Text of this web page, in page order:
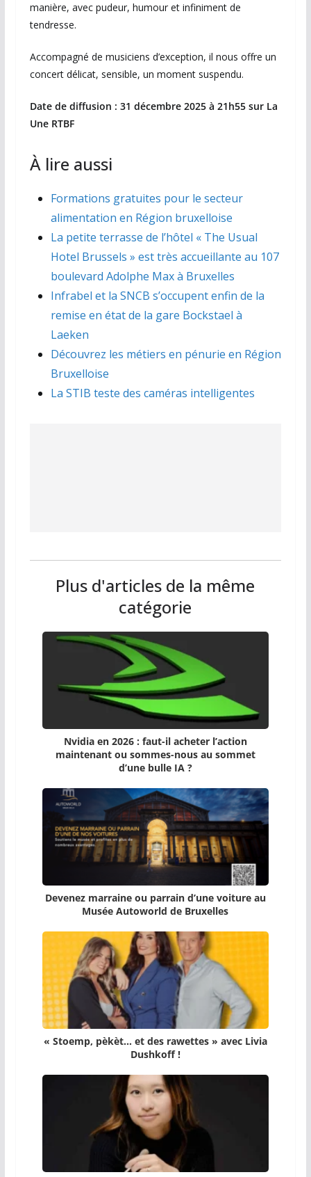
manière, avec pudeur, humour et infiniment de
tendresse.
Accompagné de musiciens d’exception, il nous offre un
concert délicat, sensible, un moment suspendu.
Date de diffusion : 31 décembre 2025 à 21h55 sur La
Une RTBF
À lire aussi
Formations gratuites pour le secteur
alimentation en Région bruxelloise
La petite terrasse de l’hôtel « The Usual
Hotel Brussels » est très accueillante au 107
boulevard Adolphe Max à Bruxelles
Infrabel et la SNCB s’occupent enfin de la
remise en état de la gare Bockstael à
Laeken
Découvrez les métiers en pénurie en Région
Bruxelloise
La STIB teste des caméras intelligentes
Plus d'articles de la même
catégorie
Nvidia en 2026 : faut-il acheter l’action
maintenant ou sommes-nous au sommet
d’une bulle IA ?
Devenez marraine ou parrain d’une voiture au
Musée Autoworld de Bruxelles
« Stoemp, pèkèt… et des rawettes » avec Livia
Dushkoff !